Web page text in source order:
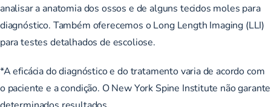
analisar a anatomia dos ossos e de alguns tecidos moles para
diagnóstico. Também oferecemos o Long Length Imaging (LLI)
para testes detalhados de escoliose.
*A eficácia do diagnóstico e do tratamento varia de acordo com
o paciente e a condição. O New York Spine Institute não garante
determinados resultados.